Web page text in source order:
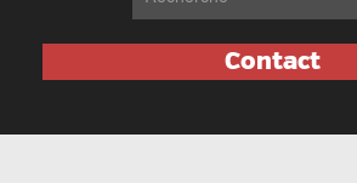
Contact